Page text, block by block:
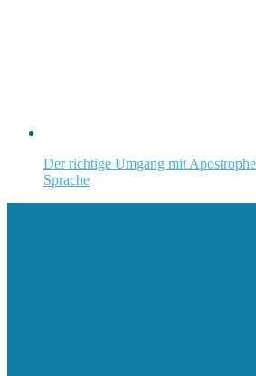
Der richtige Umgang mit
Sprache